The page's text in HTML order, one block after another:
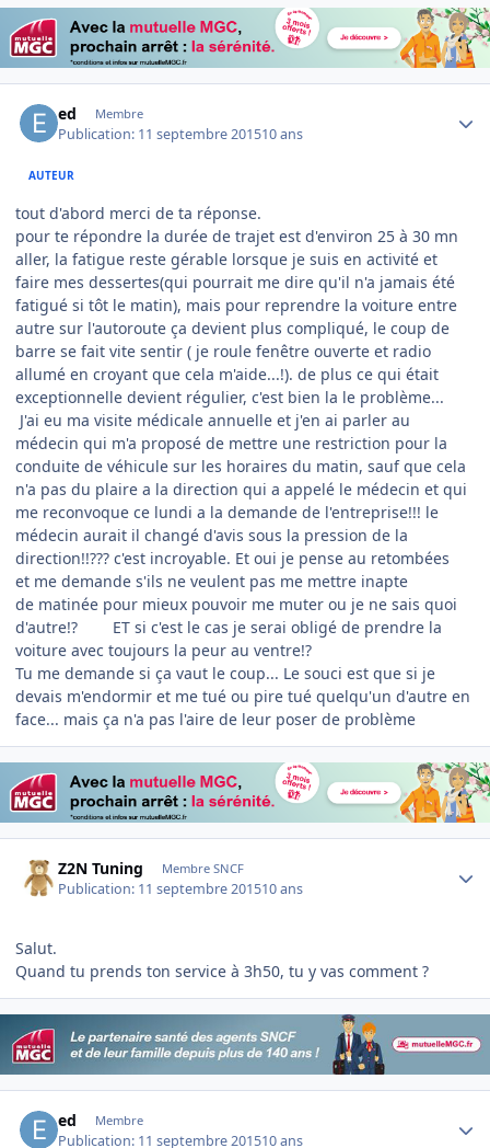
ed Membre
Publication: 11 septembre 201510 ans
AUTEUR
tout d'abord merci de ta réponse.
pour te répondre la durée de trajet est d'environ 25 à 30 mn
aller, la fatigue reste gérable lorsque je suis en activité et
faire mes dessertes(qui pourrait me dire qu'il n'a jamais été
fatigué si tôt le matin), mais pour reprendre la voiture entre
autre sur l'autoroute ça devient plus compliqué, le coup de
barre se fait vite sentir ( je roule fenêtre ouverte et radio
allumé en croyant que cela m'aide...!). de plus ce qui était
exceptionnelle devient régulier, c'est bien la le problème...
J'ai eu ma visite médicale annuelle et j'en ai parler au
médecin qui m'a proposé de mettre une restriction pour la
conduite de véhicule sur les horaires du matin, sauf que cela
n'a pas du plaire a la direction qui a appelé le médecin et qui
me reconvoque ce lundi a la demande de l'entreprise!!! le
médecin aurait il changé d'avis sous la pression de la
direction!!??? c'est incroyable. Et oui je pense au retombées
et me demande s'ils ne veulent pas me mettre inapte
de matinée pour mieux pouvoir me muter ou je ne sais quoi
d'autre!? ET si c'est le cas je serai obligé de prendre la
voiture avec toujours la peur au ventre!?
Tu me demande si ça vaut le coup... Le souci est que si je
devais m'endormir et me tué ou pire tué quelqu'un d'autre en
face... mais ça n'a pas l'aire de leur poser de problème
Z2N Tuning Membre SNCF
Publication: 11 septembre 201510 ans
Salut.
Quand tu prends ton service à 3h50, tu y vas comment ?
ed Membre
Publication: 11 septembre 201510 ans